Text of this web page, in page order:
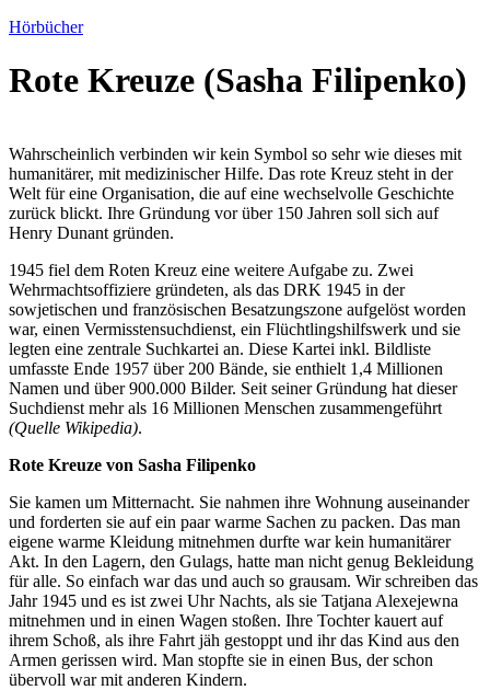
Hörbücher
Rote Kreuze (Sasha Filipenko)
Wahrscheinlich verbinden wir kein Symbol so sehr wie dieses mit
humanitärer, mit medizinischer Hilfe. Das rote Kreuz steht in der
Welt für eine Organisation, die auf eine wechselvolle Geschichte
zurück blickt. Ihre Gründung vor über 150 Jahren soll sich auf
Henry Dunant gründen.
1945 fiel dem Roten Kreuz eine weitere Aufgabe zu. Zwei
Wehrmachtsoffiziere gründeten, als das DRK 1945 in der
sowjetischen und französischen Besatzungszone aufgelöst worden
war, einen Vermisstensuchdienst, ein Flüchtlingshilfswerk und sie
legten eine zentrale Suchkartei an. Diese Kartei inkl. Bildliste
umfasste Ende 1957 über 200 Bände, sie enthielt 1,4 Millionen
Namen und über 900.000 Bilder. Seit seiner Gründung hat dieser
Suchdienst mehr als 16 Millionen Menschen zusammengeführt
(Quelle Wikipedia).
Rote Kreuze von Sasha Filipenko
Sie kamen um Mitternacht. Sie nahmen ihre Wohnung auseinander
und forderten sie auf ein paar warme Sachen zu packen. Das man
eigene warme Kleidung mitnehmen durfte war kein humanitärer
Akt. In den Lagern, den Gulags, hatte man nicht genug Bekleidung
für alle. So einfach war das und auch so grausam. Wir schreiben das
Jahr 1945 und es ist zwei Uhr Nachts, als sie Tatjana Alexejewna
mitnehmen und in einen Wagen stoßen. Ihre Tochter kauert auf
ihrem Schoß, als ihre Fahrt jäh gestoppt und ihr das Kind aus den
Armen gerissen wird. Man stopfte sie in einen Bus, der schon
übervoll war mit anderen Kindern.